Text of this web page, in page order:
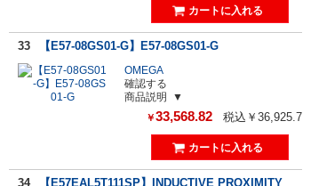
33 【E57-08GS01-G】E57-08GS01-G
OMEGA
確認する
商品説明
￥33,568.82 税込￥36,925.7
34
【E57EAL5T111SP】INDUCTIVE PROXIMITY